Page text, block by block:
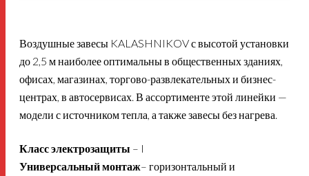
Воздушные завесы KALASHNIKOV с высотой установки
до 2,5 м наиболее оптимальны в общественных зданиях,
офисах, магазинах, торгово-развлекательных и бизнес-
центрах, в автосервисах. В ассортименте этой линейки —
модели с источником тепла, а также завесы без нагрева.
Класс электрозащиты – I
Универсальный монтаж– горизонтальный и